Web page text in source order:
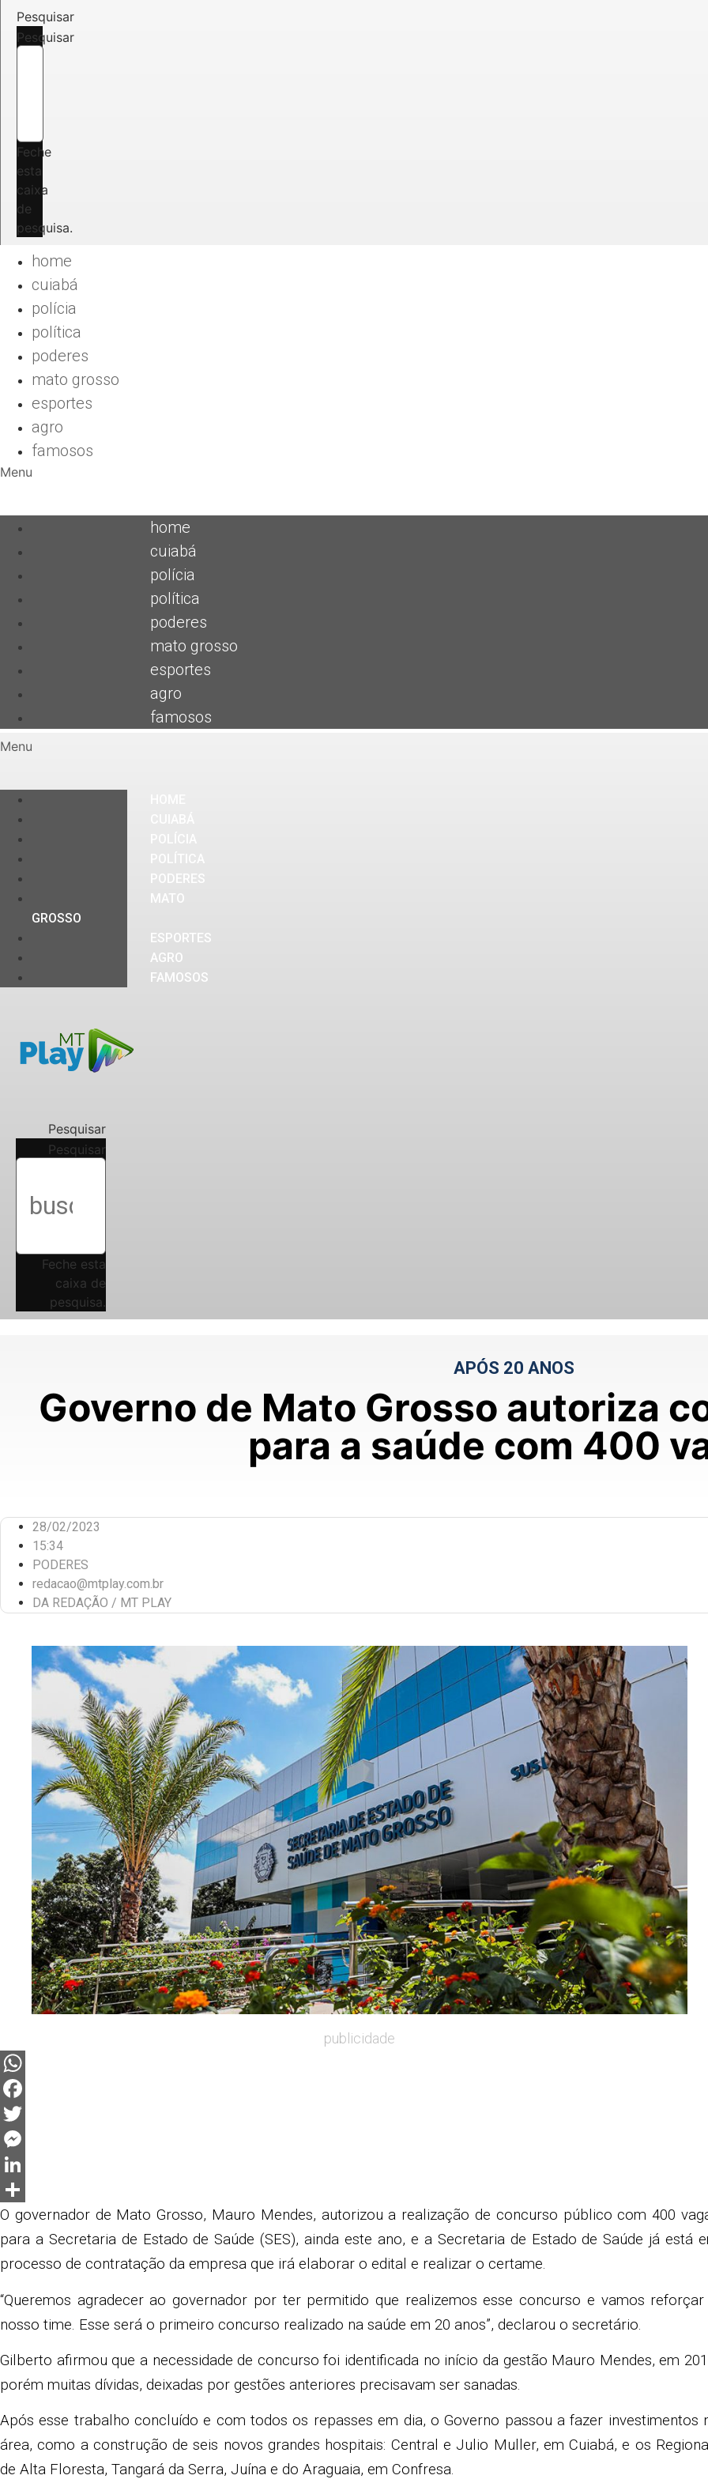
Pesquisar
Pesquisar
Feche
esta
caixa
de
pesquisa.
home
cuiabá
polícia
política
poderes
mato grosso
esportes
agro
famosos
Menu
home
cuiabá
polícia
política
poderes
mato grosso
esportes
agro
famosos
Menu
PODERES
MATO
GROSSO
ESPORTES
AGRO
FAMOSOS
Pesquisar
Pesquisar
Feche esta
caixa de
pesquisa.
APÓS 20 ANOS
Governo de Mato Grosso autoriza
para a saúde com 400
28/02/2023
15:34
PODERES
redacao@mtplay.com.br
DA REDAÇÃO / MT PLAY
publicidade
WhatsApp
Facebook
Twitter
Messenger
LinkedIn
Share
O governador de Mato Grosso, Mauro Mendes, autorizou a realização de concurso público com 400
para a Secretaria de Estado de Saúde (SES), ainda este ano, e a Secretaria de Estado de Saúde já está
processo de contratação da empresa que irá elaborar o edital e realizar o certame.
“Queremos agradecer ao governador por ter permitido que realizemos esse concurso e vamos
nosso time. Esse será o primeiro concurso realizado na saúde em 20 anos”, declarou o secretário.
Gilberto afirmou que a necessidade de concurso foi identificada no início da gestão Mauro Mendes, em
porém muitas dívidas, deixadas por gestões anteriores precisavam ser sanadas.
Após esse trabalho concluído e com todos os repasses em dia, o Governo passou a fazer investimentos
área, como a construção de seis novos grandes hospitais: Central e Julio Muller, em Cuiabá, e os
de Alta Floresta, Tangará da Serra, Juína e do Araguaia, em Confresa.